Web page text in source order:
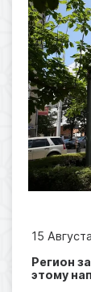
15
Регион
этому